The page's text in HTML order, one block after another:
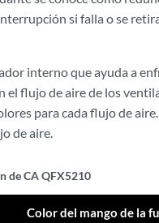
si falla o se
interno que ayuda a
flujo de aire de los
para cada flujo de
de aire.
de CA QFX5210
Color del mango de la